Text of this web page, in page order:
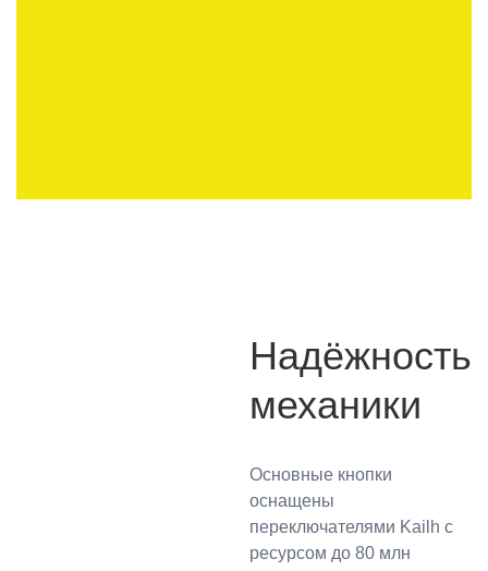
Надёжность
механики
Основные кнопки
оснащены
переключателями Kailh с
ресурсом до 80 млн